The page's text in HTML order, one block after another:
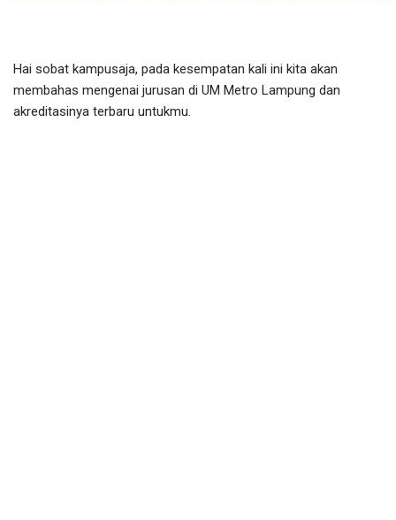
Hai sobat kampusaja, pada kesempatan kali ini kita akan
membahas mengenai jurusan di UM Metro Lampung dan
akreditasinya terbaru untukmu.